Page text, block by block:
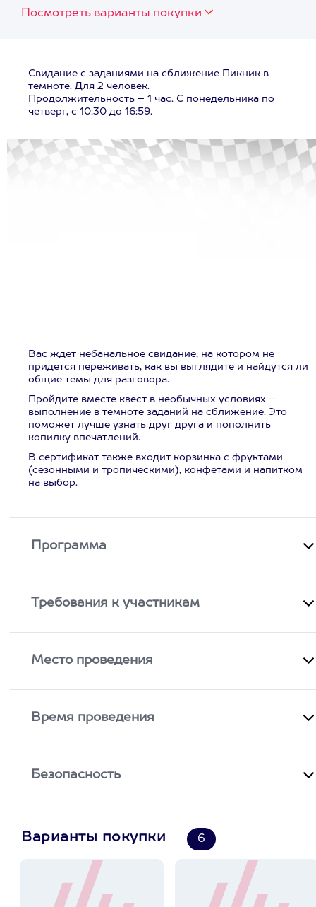
Посмотреть варианты покупки
Свидание с заданиями на сближение Пикник в
темноте. Для 2 человек.
Продолжительность – 1 час. С понедельника по
четверг, с 10:30 до 16:59.
Вас ждет небанальное свидание, на котором не
придется переживать, как вы выглядите и найдутся ли
общие темы для разговора.
Пройдите вместе квест в необычных условиях –
выполнение в темноте заданий на сближение. Это
поможет лучше узнать друг друга и пополнить
копилку впечатлений.
В сертификат также входит корзинка с фруктами
(сезонными и тропическими), конфетами и напитком
на выбор.
Программа
Требования к участникам
Место проведения
Время проведения
Безопасность
Варианты покупки 6